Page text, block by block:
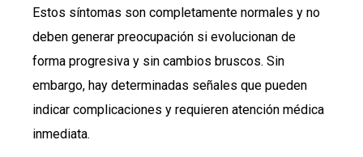
Estos síntomas son completamente normales y no
deben generar preocupación si evolucionan de
forma progresiva y sin cambios bruscos. Sin
embargo, hay determinadas señales que pueden
indicar complicaciones y requieren atención médica
inmediata.